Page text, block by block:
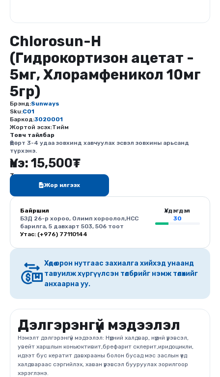
Chlorosun-H
(Гидрокортизон ацетат -
5мг, Хлорамфеникол 10мг
5гр)
Брэнд:Sunways
Sku:C01
Баркод:3020001
Жортой эсэх:Тийм
Товч тайлбар
Өдөрт 3-4 удаа зовхинд хавчуулах эсвэл зовхины арьсанд
түрхэнэ.
Үнэ: 15,500₮
Тоо ширхэг
Жор илгээх
Байршил
БЗД 26-р хороо, Олимп хороолол,HCC
барилга, 5 давхарт 503, 506 тоот
Утас: (+976) 77110144
Үлдэгдэл
30
Хөдөө орон нутгаас захиалга хийхэд унаанд
тавуилж хүргүүлсэн төлбөрийг нэмж төлөхийг
анхаарна уу.
Дэлгэрэнгүй мэдээлэл
Нэмэлт дэлгэрэнгүй мэдээлэл: Нүдний халдвар, нүднй үрэвсэл,
увейт харшлын коньюктивит,брефарит склерит,иридоцикли,
идээт бус кератит давхрааны болон бусад мэс заслын үед
халдвараас сэргийлэх, хаван үрэвсэл бууруулах зорилгоор
хэрэглэнэ.